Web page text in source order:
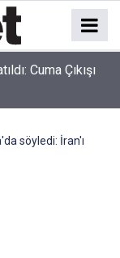
Cuma Çıkışı
söyledi: İran'ı